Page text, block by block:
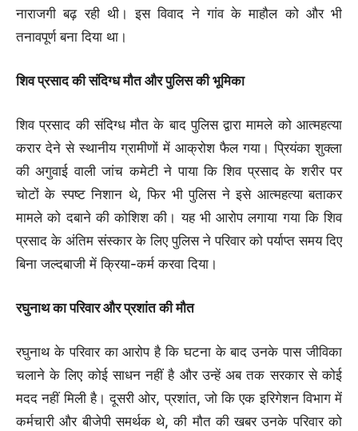
नाराजगी बढ़ रही थी। इस विवाद ने गांव के माहौल को और भी
तनावपूर्ण बना दिया था।
शिव प्रसाद की संदिग्ध मौत और पुलिस की भूमिका
शिव प्रसाद की संदिग्ध मौत के बाद पुलिस द्वारा मामले को आत्महत्या
करार देने से स्थानीय ग्रामीणों में आक्रोश फैल गया। प्रियंका शुक्ला
की अगुवाई वाली जांच कमेटी ने पाया कि शिव प्रसाद के शरीर पर
चोटों के स्पष्ट निशान थे, फिर भी पुलिस ने इसे आत्महत्या बताकर
मामले को दबाने की कोशिश की। यह भी आरोप लगाया गया कि शिव
प्रसाद के अंतिम संस्कार के लिए पुलिस ने परिवार को पर्याप्त समय दिए
बिना जल्दबाजी में क्रिया-कर्म करवा दिया।
रघुनाथ का परिवार और प्रशांत की मौत
रघुनाथ के परिवार का आरोप है कि घटना के बाद उनके पास जीविका
चलाने के लिए कोई साधन नहीं है और उन्हें अब तक सरकार से कोई
मदद नहीं मिली है। दूसरी ओर, प्रशांत, जो कि एक इरिगेशन विभाग में
कर्मचारी और बीजेपी समर्थक थे, की मौत की खबर उनके परिवार को